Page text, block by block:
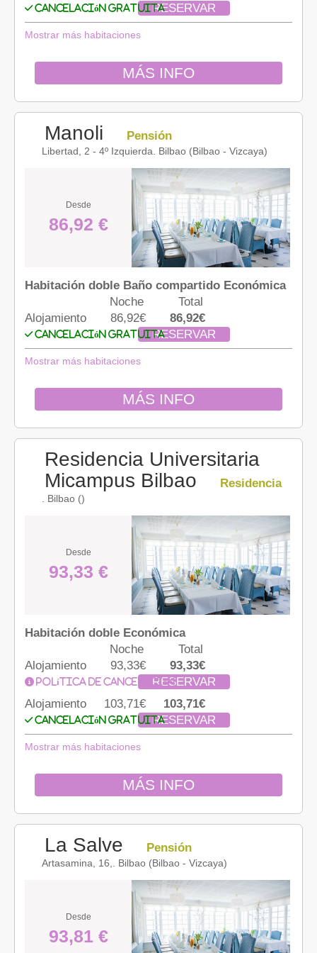
RESERVAR
Cancelación gratuita
Mostrar más habitaciones
MÁS INFO
Manoli Pensión
Libertad, 2 - 4º Izquierda. Bilbao (Bilbao - Vizcaya)
Desde
86,92 €
Habitación doble Baño compartido Económica
Noche
Total
Alojamiento
86,92€
86,92€
RESERVAR
Cancelación gratuita
Mostrar más habitaciones
MÁS INFO
Residencia Universitaria
Micampus Bilbao
Residencia
. Bilbao ()
Desde
93,33 €
Habitación doble Económica
Noche
Total
Alojamiento
93,33€
93,33€
RESERVAR
Política de cancelación
Alojamiento 103,71€
103,71€
RESERVAR
Cancelación gratuita
Mostrar más habitaciones
MÁS INFO
La Salve Pensión
Artasamina, 16,. Bilbao (Bilbao - Vizcaya)
Desde
93,81 €